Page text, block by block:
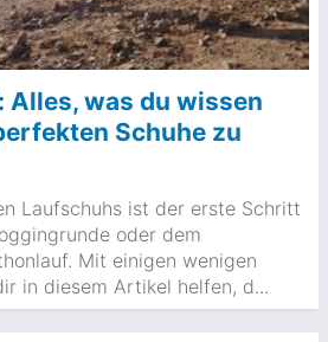
Alles, was du wissen
Schuhe zu
Laufschuhs ist der erste Schritt
oder dem
Mit einigen wenigen
in diesem Artikel helfen, d...